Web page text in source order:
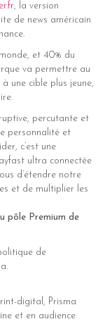
, la version
de news américain
et 40% du
va permettre au
une cible plus jeune,
percutante et
personnalité et
c’est une
ultra connectée
d’étendre notre
et de multiplier les
pôle Premium de
de
digital, Prisma
et en audience